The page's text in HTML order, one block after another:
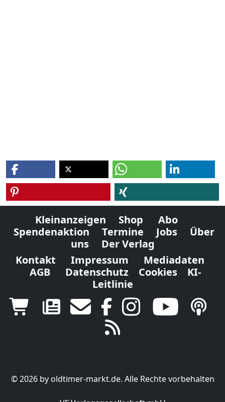
Kleinanzeigen Shop
Abo
Spendenaktion
Termine Jobs
Über
uns
Der Verlag
Kontakt
Impressum
Mediadaten
AGB
Datenschutz Cookies
KI-
Leitlinie
© 2026 by oldtimer-markt.de. Alle Rechte vorbehalten